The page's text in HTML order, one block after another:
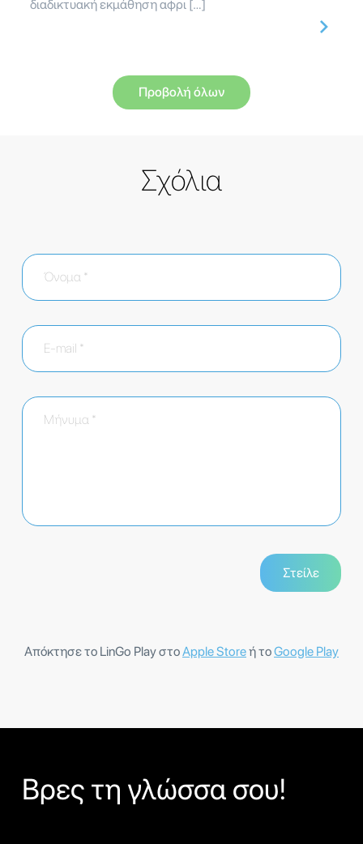
διαδικτυακή εκμάθηση αφρι […]
Προβολή όλων
Σχόλια
Απόκτησε το LinGo Play στοApple Storeή τοGoogle Play
Βρες τη γλώσσα σου!